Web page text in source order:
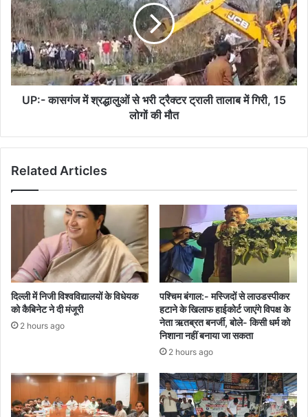
फिर
से
होगी
परीक्षा
श्रद्धालुओं
से
भरी
ट्रैक्टर
ट्राली
तालाब
मौत
UP:- कासगंज में श्रद्धालुओं से भरी ट्रैक्टर ट्राली तालाब में गिरी, 15
लोगों की मौत
Related Articles
दिल्ली में निजी विश्वविद्यालयों के विधेयक
को कैबिनेट ने दी मंजूरी
2 hours ago
पश्चिम बंगाल:- मस्जिदों से लाउडस्पीकर
हटाने के खिलाफ हाईकोर्ट जाएंगे विपक्ष के
नेता ऋतब्रत बनर्जी, बोले- किसी धर्म को
निशाना नहीं बनाया जा सकता
2 hours ago